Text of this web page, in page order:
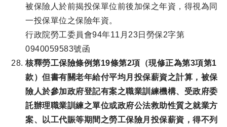
被保險人於前揭投保單位前後加保之年資，得視為同
一投保單位之保險年資。
行政院勞工委員會94年11月23日勞保2字第
0940059583號函
核釋勞工保險條例第19條第2項（現修正為第3項第1
款）但書有關老年給付平均月投保薪資之計算，被保
險人於參加政府登記有案之職業訓練機構、受政府委
託辦理職業訓練之單位或政府公法救助性質之就業方
案、以工代賑等期間之勞工保險月投保薪資，得不列